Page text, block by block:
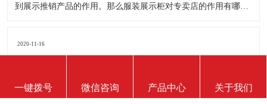
到展示推销产品的作用。那么服装展示柜对专卖店的作用有哪些
陈列展示商品。把商品的风采展现在消费者面前，使消费者对商
品
2020-11-16
服装展示柜的使用寿命有多长，实际上谁也说不准。不同的材
质、不同的结构、不同的环境、不同的使用方法及维护等等，都
一键拨号 微信咨询 产品中心 关于我们